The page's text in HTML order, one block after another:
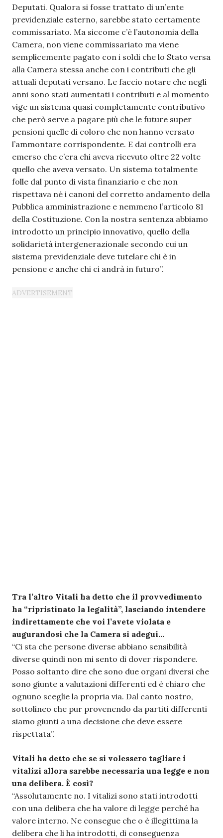
Deputati. Qualora si fosse trattato di un’ente
previdenziale esterno, sarebbe stato certamente
commissariato. Ma siccome c’è l’autonomia della
Camera, non viene commissariato ma viene
semplicemente pagato con i soldi che lo Stato versa
alla Camera stessa anche con i contributi che gli
attuali deputati versano. Le faccio notare che negli
anni sono stati aumentati i contributi e al momento
vige un sistema quasi completamente contributivo
che però serve a pagare più che le future super
pensioni quelle di coloro che non hanno versato
l’ammontare corrispondente. E dai controlli era
emerso che c’era chi aveva ricevuto oltre 22 volte
quello che aveva versato. Un sistema totalmente
folle dal punto di vista finanziario e che non
rispettava né i canoni del corretto andamento della
Pubblica amministrazione e nemmeno l’articolo 81
della Costituzione. Con la nostra sentenza abbiamo
introdotto un principio innovativo, quello della
solidarietà intergenerazionale secondo cui un
sistema previdenziale deve tutelare chi è in
pensione e anche chi ci andrà in futuro”.
Tra l’altro Vitali ha detto che il provvedimento
ha “ripristinato la legalità”, lasciando intendere
indirettamente che voi l’avete violata e
augurandosi che la Camera si adegui…
“Ci sta che persone diverse abbiano sensibilità
diverse quindi non mi sento di dover rispondere.
Posso soltanto dire che sono due organi diversi che
sono giunte a valutazioni differenti ed è chiaro che
ognuno sceglie la propria via. Dal canto nostro,
sottolineo che pur provenendo da partiti differenti
siamo giunti a una decisione che deve essere
rispettata”.
Vitali ha detto che se si volessero tagliare i
vitalizi allora sarebbe necessaria una legge e non
una delibera. È così?
“Assolutamente no. I vitalizi sono stati introdotti
con una delibera che ha valore di legge perché ha
valore interno. Ne consegue che o è illegittima la
delibera che li ha introdotti, di conseguenza